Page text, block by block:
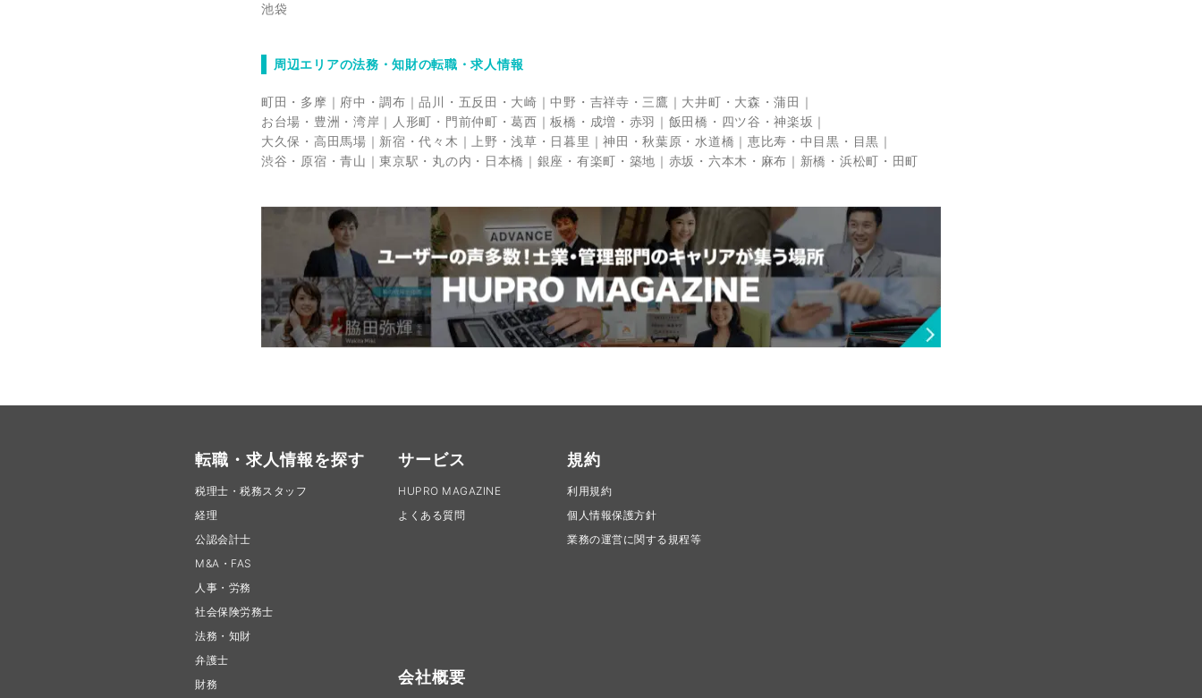
池袋
周辺エリアの法務・知財の転職・求人情報
町田・多摩 府中・調布 品川・五反田・大崎 中野・吉祥寺・三鷹
大井町・大森・蒲田
お台場・豊洲・湾岸
人形町・門前仲町・葛西 板橋・成増・赤羽
飯田橋・四ツ谷・神楽坂
大久保・高田馬場
新宿・代々木 上野・浅草・日暮里 神田・秋葉原・水道橋
恵比寿・中目黒・目黒
渋谷・原宿・青山
東京駅・丸の内・日本橋 銀座・有楽町・築地 赤坂・六本木・麻布 新橋・浜松町・田町
転職・求人情報を探す
税理士・税務スタッフ
経理
公認会計士
M&A・FAS
人事・労務
社会保険労務士
法務・知財
弁護士
財務
サービス
HUPRO MAGAZINE
よくある質問
会社概要
規約
利用規約
個人情報保護方針
業務の運営に関する規程等